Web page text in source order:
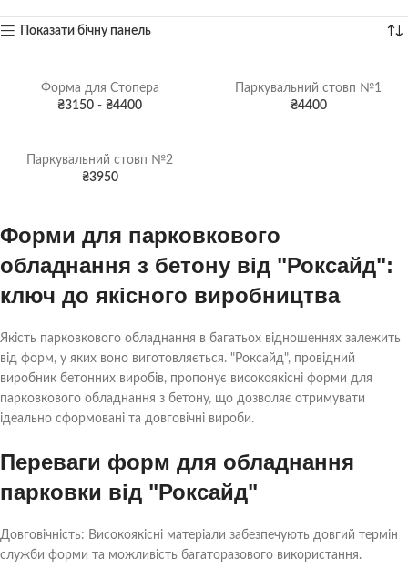
Показати бічну панель
Форма для Стопера
₴3150 - ₴4400
Паркувальний стовп №1
₴4400
Паркувальний стовп №2
₴3950
Форми для парковкового
обладнання з бетону від "Роксайд":
ключ до якісного виробництва
Якість парковкового обладнання в багатьох відношеннях залежить
від форм, у яких воно виготовляється. "Роксайд", провідний
виробник бетонних виробів, пропонує високоякісні форми для
парковкового обладнання з бетону, що дозволяє отримувати
ідеально сформовані та довговічні вироби.
Переваги форм для обладнання
парковки від "Роксайд"
Довговічність: Високоякісні матеріали забезпечують довгий термін
служби форми та можливість багаторазового використання.